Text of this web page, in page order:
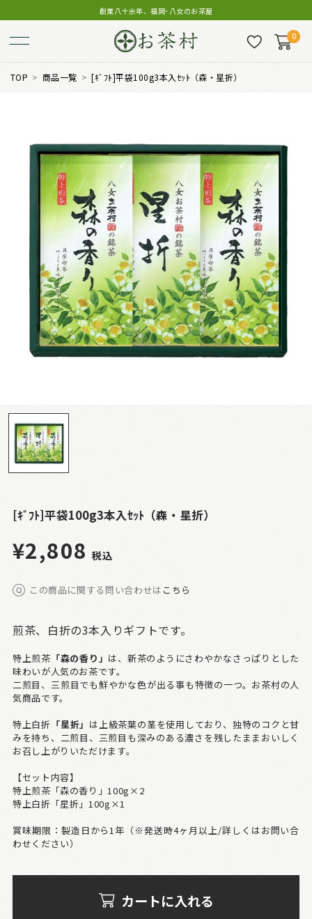
創業八十余年、福岡･八女のお茶屋
0
TOP 商品一覧 [ｷﾞﾌﾄ]平袋100g3本入ｾｯﾄ（森・星折）
[ｷﾞﾌﾄ]平袋100g3本入ｾｯﾄ（森・星折）
¥2,808 税込
この商品に関する問い合わせは こちら
煎茶、白折の3本入りギフトです。
特上煎茶 「森の香り」 は、新茶のようにさわやかなさっぱりとした
味わいが人気のお茶です。
二煎目、三煎目でも鮮やかな色が出る事も特徴の一つ。お茶村の人
気商品です。
特上白折 「星折」 は上級茶葉の茎を使用しており、独特のコクと甘
みを持ち、二煎目、三煎目も深みのある濃さを残したままおいしく
お召し上がりいただけます。
【セット内容】
特上煎茶「森の香り」100g×2
特上白折「星折」100g×1
賞味期限：製造日から1年（※発送時4ヶ月以上/詳しくはお問い合
わせください）
カートに入れる